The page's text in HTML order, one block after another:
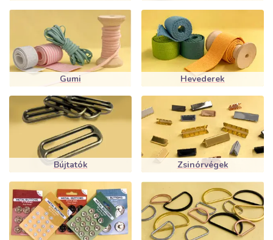
Gumi Hevederek
Bújtatók Zsinórvégek